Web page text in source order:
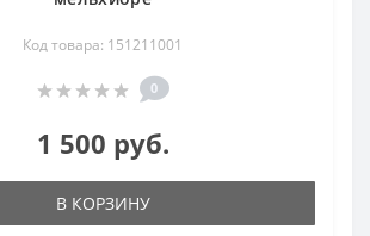
Код товара: 151211001
0
1 500 руб.
В КОРЗИНУ